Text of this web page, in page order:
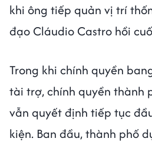
khi ông tiếp quản vị trí
đạo Cláudio Castro hồi
Trong khi chính quyền
tài trợ, chính quyền thành
vẫn quyết định tiếp tục
kiện. Ban đầu, thành phố